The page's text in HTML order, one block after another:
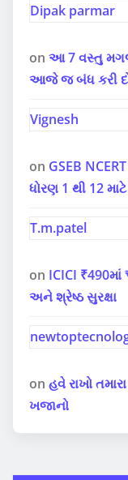
Dipak parmar
on આ 7 વસ્તુ
આજે જ બંધ કરી
Vignesh
on GSEB
ધોરણ 1 થી 12
T.m.patel
on ICICI ₹490માં
અને શ્રેષ્ઠ સુરક્ષા
on હવે રાખો
ખજાનો